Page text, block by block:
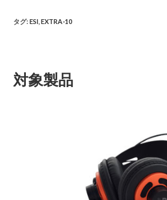
タグ:ESI EXTRA-10
対象製品